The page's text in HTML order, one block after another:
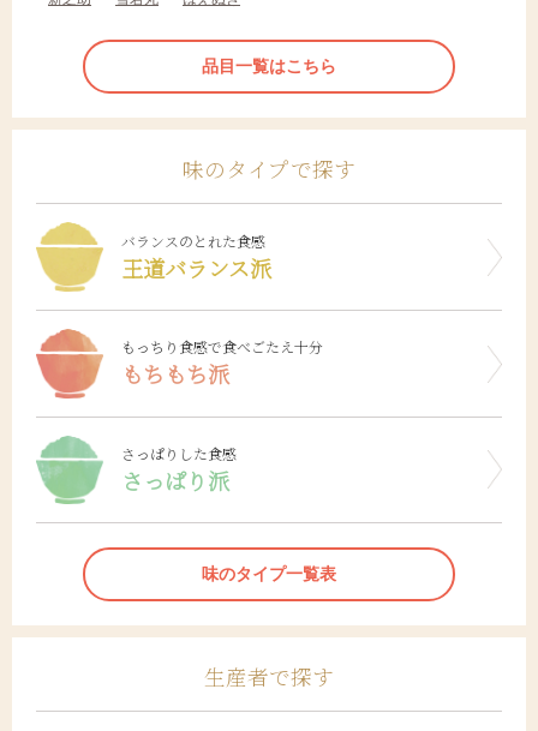
品目一覧はこちら
味のタイプで探す
バランスのとれた食感
王道バランス派
もっちり食感で食べごたえ十分
もちもち派
さっぱりした食感
さっぱり派
味のタイプ一覧表
生産者で探す